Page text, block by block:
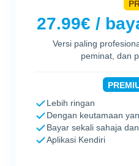
27.99€ /
Versi paling
peminat, dan
Lebih ringan
Dengan keutamaan
Bayar sekali sahaja
Aplikasi Kendiri